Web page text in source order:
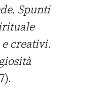
Spunti
creativi.